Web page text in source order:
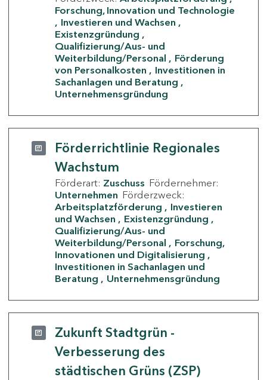
Forschung, Innovation und Technologie
Investieren und Wachsen
Existenzgründung
Qualifizierung/Aus- und
Weiterbildung/Personal
Förderung
von Personalkosten
Investitionen in
Sachanlagen und Beratung
Unternehmensgründung
Förderrichtlinie Regionales
Wachstum
Förderart: Zuschuss Fördernehmer:
Unternehmen Förderzweck:
Arbeitsplatzförderung
Investieren
und Wachsen
Existenzgründung
Qualifizierung/Aus- und
Weiterbildung/Personal
Forschung,
Innovationen und Digitalisierung
Investitionen in Sachanlagen und
Beratung
Unternehmensgründung
Zukunft Stadtgrün -
Verbesserung des
städtischen Grüns (ZSP)